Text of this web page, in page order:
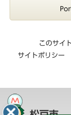
このサイ
サイトポリシー